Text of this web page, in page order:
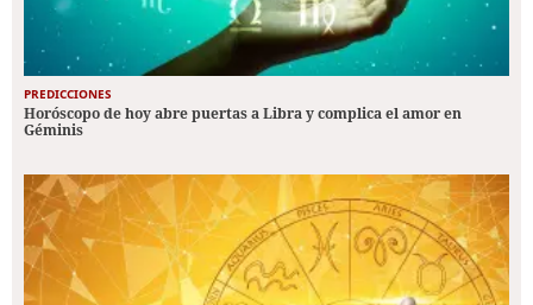
PREDICCIONES
Horóscopo de hoy abre puertas a Libra y complica el amor en
Géminis